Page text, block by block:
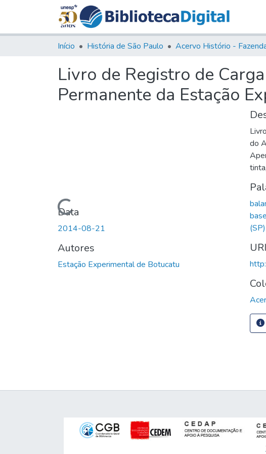
Início História de São Paulo
Livro de Registro de
Permanente da Estação
Carregando...
Data
2014-08-21
Autores
Estação Experimental de Botucatu
do
URI